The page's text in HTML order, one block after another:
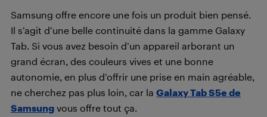
Samsung offre encore une fois un produit bien pensé.
Il s’agit d’une belle continuité dans la gamme Galaxy
Tab. Si vous avez besoin d’un appareil arborant un
grand écran, des couleurs vives et une bonne
autonomie, en plus d’offrir une prise en main agréable,
ne cherchez pas plus loin, car la Galaxy Tab S5e de
Samsung vous offre tout ça.